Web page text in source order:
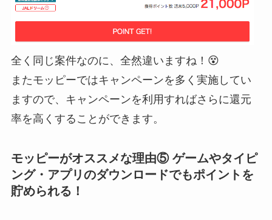
全く同じ案件なのに、全然違いますね！😵
またモッピーではキャンペーンを多く実施してい
ますので、キャンペーンを利用すればさらに還元
率を高くすることができます。
モッピーがオススメな理由⑤ ゲームやタイピ
ング・アプリのダウンロードでもポイントを
貯められる！